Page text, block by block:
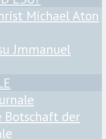
Michael Aton
Jmmanuel
Botschaft der